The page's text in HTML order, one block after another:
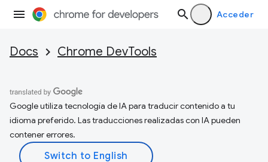
Acceder
Docs Chrome DevTools
Google utiliza tecnología de IA para traducir contenido a tu
idioma preferido. Las traducciones realizadas con IA pueden
contener errores.